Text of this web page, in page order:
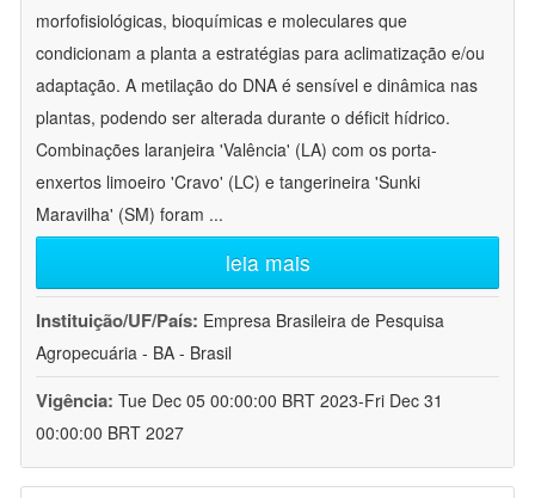
morfofisiológicas, bioquímicas e moleculares que
condicionam a planta a estratégias para aclimatização e/ou
adaptação. A metilação do DNA é sensível e dinâmica nas
plantas, podendo ser alterada durante o déficit hídrico.
Combinações laranjeira 'Valência' (LA) com os porta-
enxertos limoeiro 'Cravo' (LC) e tangerineira 'Sunki
Maravilha' (SM) foram ...
leia mais
Instituição/UF/País: Empresa Brasileira de Pesquisa
Agropecuária - BA - Brasil
Vigência: Tue Dec 05 00:00:00 BRT 2023-Fri Dec 31
00:00:00 BRT 2027